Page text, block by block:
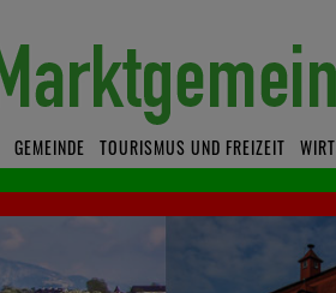
GEMEINDE TOURISMUS UND FREIZEIT